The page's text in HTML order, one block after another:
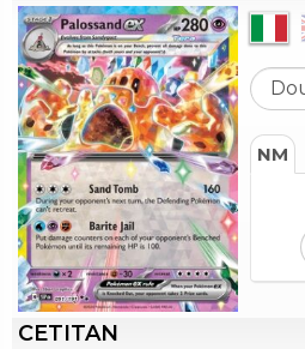
NM
CETITAN